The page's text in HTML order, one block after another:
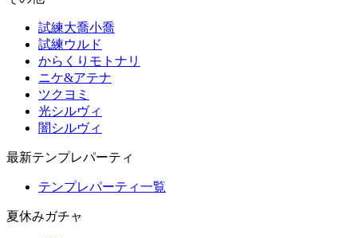
試練大喬小喬
試練ウルド
からくりモトナリ
ニケ&アテナ
ツクヨミ
光シルヴィ
闇シルヴィ
最新テンプレパーティ
テンプレパーティ一覧
夏休みガチャ